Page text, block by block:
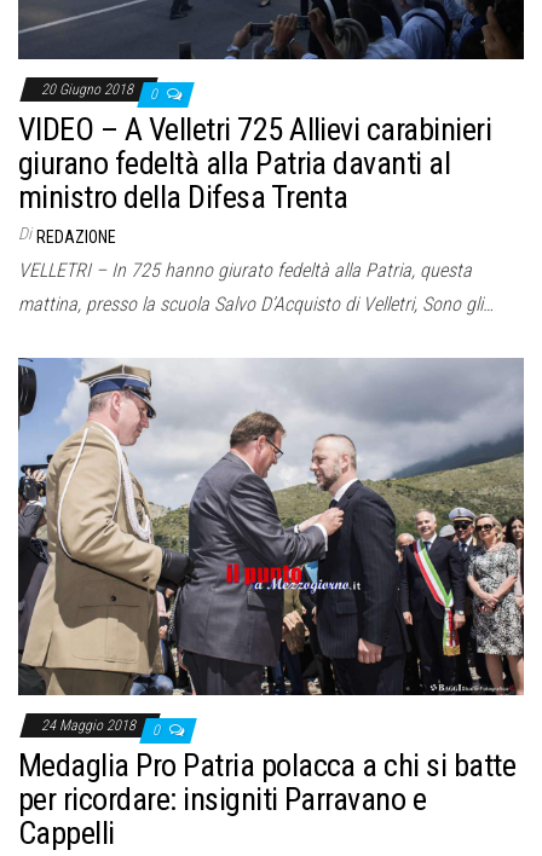
20 Giugno 2018 0
VIDEO – A Velletri 725 Allievi carabinieri
giurano fedeltà alla Patria davanti al
ministro della Difesa Trenta
Di REDAZIONE
VELLETRI – In 725 hanno giurato fedeltà alla Patria, questa
mattina, presso la scuola Salvo D’Acquisto di Velletri, Sono gli…
24 Maggio 2018 0
Medaglia Pro Patria polacca a chi si batte
per ricordare: insigniti Parravano e
Cappelli